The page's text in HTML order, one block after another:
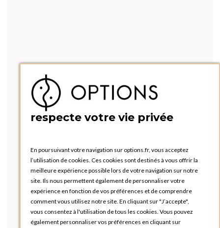
respecte votre vie privée
En poursuivant votre navigation sur options.fr, vous acceptez
l’utilisation de cookies. Ces cookies sont destinés à vous offrir la
meilleure expérience possible lors de votre navigation sur notre
site. Ils nous permettent également de personnaliser votre
expérience en fonction de vos préférences et de comprendre
comment vous utilisez notre site. En cliquant sur "J’accepte",
vous consentez à l'utilisation de tous les cookies. Vous pouvez
également personnaliser vos préférences en cliquant sur